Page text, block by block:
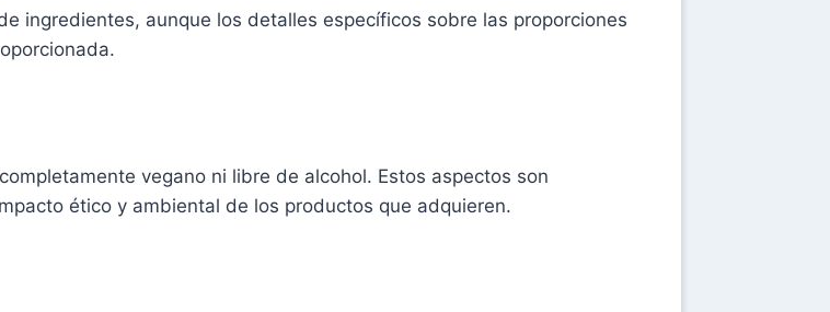
ingredientes, aunque los detalles específicos sobre las proporciones
vegano ni libre de alcohol. Estos aspectos son
ético y ambiental de los productos que adquieren.